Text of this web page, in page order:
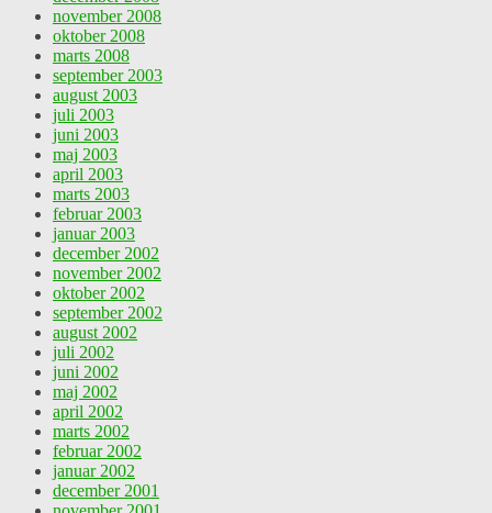
november 2008
oktober 2008
marts 2008
september 2003
august 2003
juli 2003
juni 2003
maj 2003
april 2003
marts 2003
februar 2003
januar 2003
december 2002
november 2002
oktober 2002
september 2002
august 2002
juli 2002
juni 2002
maj 2002
april 2002
marts 2002
februar 2002
januar 2002
december 2001